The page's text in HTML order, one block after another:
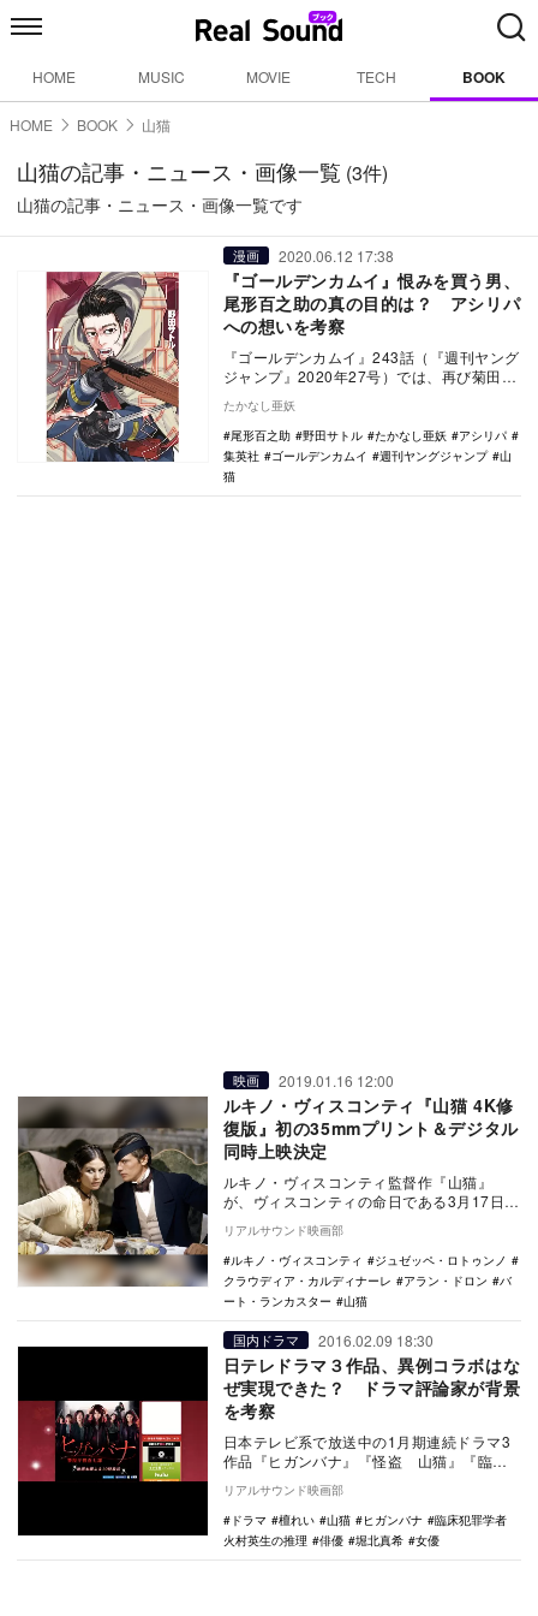
HOME MUSIC MOVIE TECH BOOK
HOME BOOK 山猫
山猫の記事・ニュース・画像一覧 (3件)
山猫の記事・ニュース・画像一覧です
漫画 2020.06.12 17:38
『ゴールデンカムイ』恨みを買う男、
尾形百之助の真の目的は？ アシリパ
への想いを考察
『ゴールデンカムイ』243話（『週刊ヤング
ジャンプ』2020年27号）では、再び菊田と
た二…
たかなし亜妖
尾形百之助
野田サトル たかなし亜妖
アシリパ
集英社
ゴールデンカムイ 週刊ヤングジャンプ
山
猫
映画 2019.01.16 12:00
ルキノ・ヴィスコンティ『山猫 4K修
復版』初の35mmプリント＆デジタル
同時上映決定
ルキノ・ヴィスコンティ監督作『山猫』
が、ヴィスコンティの命日である3月17日よ
り『山猫 4K修復版』として初めて35mmプ
リント…
リアルサウンド映画部
ルキノ・ヴィスコンティ
ジュゼッペ・ロトゥンノ
クラウディア・カルディナーレ
アラン・ドロン
バ
ート・ランカスター
山猫
国内ドラマ 2016.02.09 18:30
日テレドラマ３作品、異例コラボはな
ぜ実現できた？ ドラマ評論家が背景
を考察
日本テレビ系で放送中の1月期連続ドラマ3
作品『ヒガンバナ』『怪盗 山猫』『臨床
犯罪学者 火村英生の推理』のキャスト
が、作品の垣根…
リアルサウンド映画部
ドラマ
檀れい 山猫 ヒガンバナ
臨床犯罪学者
火村英生の推理
俳優 堀北真希 女優